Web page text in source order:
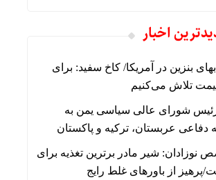
اخبار
بنزین در آمریکا/ کاخ سفید: برای
تلاش می‌کنیم
شورای عالی سیاسی یمن به
دفاعی عربستان، ترکیه و پاکستان
نوزادان: شیر مادر برترین تغذیه برای
پرهیز از باورهای غلط رایج